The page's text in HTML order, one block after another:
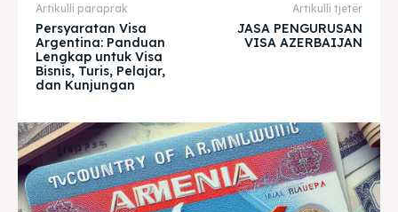
& Make a booking today
Home
Paspor
Kitas
& Make a booking today
Home
Paspor
Kitas
Artikulli paraprak
Persyaratan Visa
Argentina: Panduan
Lengkap untuk Visa
Bisnis, Turis, Pelajar,
dan Kunjungan
Artikulli tjetër
JASA PENGURUSAN
VISA AZERBAIJAN